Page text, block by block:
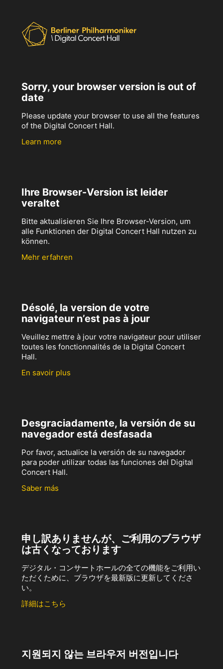
Sorry, your browser version is out of
date
Please update your browser to use all the features
of the Digital Concert Hall.
Learn more
Ihre Browser-Version ist leider
veraltet
Bitte aktualisieren Sie Ihre Browser-Version, um
alle Funktionen der Digital Concert Hall nutzen zu
können.
Mehr erfahren
Désolé, la version de votre
navigateur n’est pas à jour
Veuillez mettre à jour votre navigateur pour utiliser
toutes les fonctionnalités de la Digital Concert
Hall.
En savoir plus
Desgraciadamente, la versión de su
navegador está desfasada
Por favor, actualice la versión de su navegador
para poder utilizar todas las funciones del Digital
Concert Hall.
Saber más
申し訳ありませんが、ご利用のブラウザ
は古くなっております
デジタル・コンサートホールの全ての機能をご利用い
ただくために、ブラウザを最新版に更新してくださ
い。
詳細はこちら
지원되지 않는 브라우저 버전입니다